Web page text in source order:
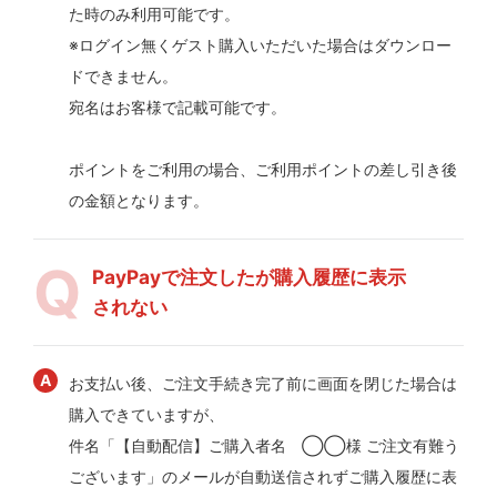
た時のみ利用可能です。
※ログイン無くゲスト購入いただいた場合はダウンロー
ドできません。
宛名はお客様で記載可能です。
ポイントをご利用の場合、ご利用ポイントの差し引き後
の金額となります。
PayPayで注文したが購入履歴に表示
されない
お支払い後、ご注文手続き完了前に画面を閉じた場合は
購入できていますが、
件名「【自動配信】ご購入者名 ◯◯様 ご注文有難う
ございます」のメールが自動送信されずご購入履歴に表